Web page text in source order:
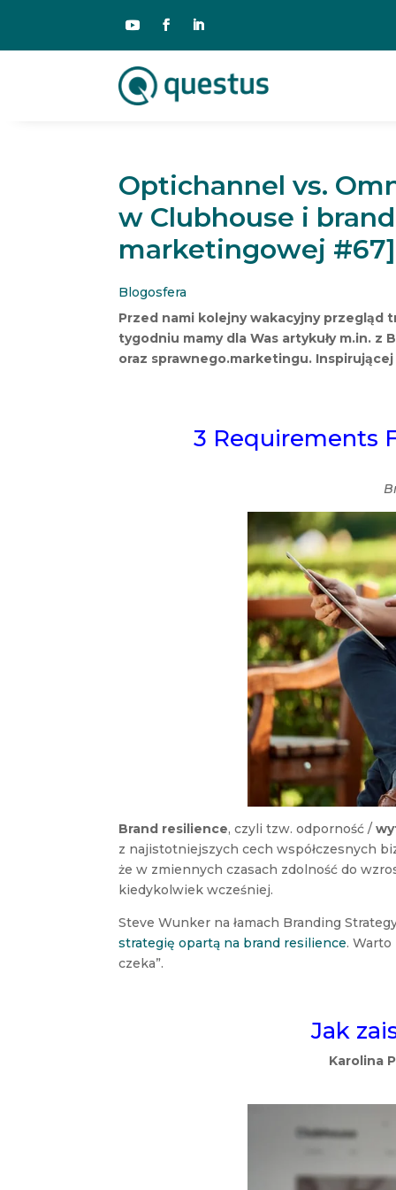
Optichannel vs.
w Clubhouse i
marketingowej #67]
Blogosfera
Przed nami kolejny wakacyjny przegląd
tygodniu mamy dla Was artykuły m.in. z
oraz sprawnego.marketingu.
3 Requirements
Brand resilience, czyli tzw. odporność /
z najistotniejszych cech współczesnych
że w zmiennych czasach zdolność do
kiedykolwiek wcześniej.
Steve Wunker na łamach Branding
strategię opartą na brand resilience.
czeka”.
Jak
Karolina